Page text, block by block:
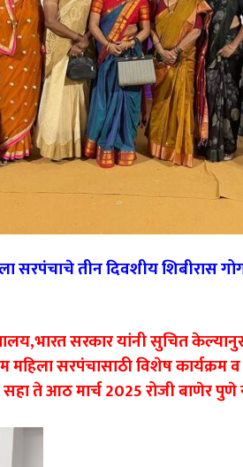
सरपंचाचे तीन दिवशीय शिबीरास
सरकार यांनी सुचित
सरपंचासाठी विशेष कार्यक्रम
सहा ते आठ मार्च 2025 रोजी बाणेर